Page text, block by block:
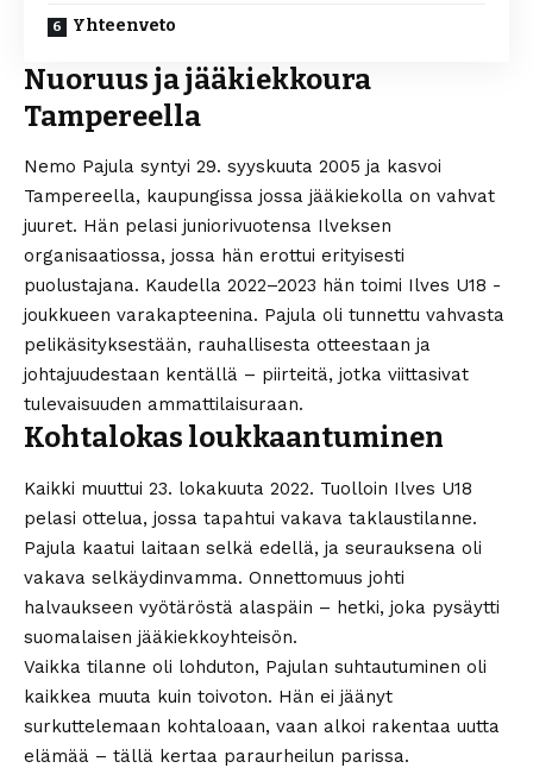
Yhteenveto
Nuoruus ja jääkiekkoura
Tampereella
Nemo Pajula syntyi 29. syyskuuta 2005 ja kasvoi
Tampereella, kaupungissa jossa jääkiekolla on vahvat
juuret. Hän pelasi juniorivuotensa Ilveksen
organisaatiossa, jossa hän erottui erityisesti
puolustajana. Kaudella 2022–2023 hän toimi Ilves U18 -
joukkueen varakapteenina. Pajula oli tunnettu vahvasta
pelikäsityksestään, rauhallisesta otteestaan ja
johtajuudestaan kentällä – piirteitä, jotka viittasivat
tulevaisuuden ammattilaisuraan.
Kohtalokas loukkaantuminen
Kaikki muuttui 23. lokakuuta 2022. Tuolloin Ilves U18
pelasi ottelua, jossa tapahtui vakava taklaustilanne.
Pajula kaatui laitaan selkä edellä, ja seurauksena oli
vakava selkäydinvamma. Onnettomuus johti
halvaukseen vyötäröstä alaspäin – hetki, joka pysäytti
suomalaisen jääkiekkoyhteisön.
Vaikka tilanne oli lohduton, Pajulan suhtautuminen oli
kaikkea muuta kuin toivoton. Hän ei jäänyt
surkuttelemaan kohtaloaan, vaan alkoi rakentaa uutta
elämää – tällä kertaa paraurheilun parissa.